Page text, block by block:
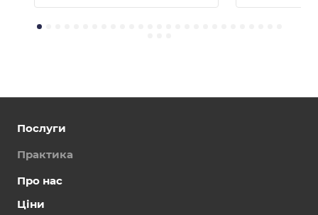
Послуги
Практика
Про нас
Ціни